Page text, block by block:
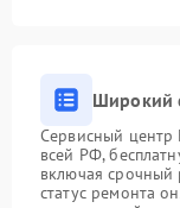
Широкий
Сервисный центр
всей РФ,
включая срочный
статус ремонта